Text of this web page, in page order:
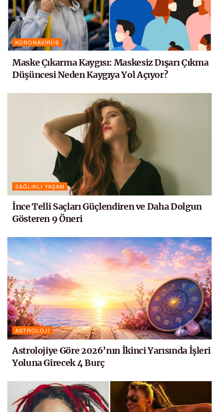
KORONAVIRÜS
Maske Çıkarma Kaygısı: Maskesiz Dışarı Çıkma
Düşüncesi Neden Kaygıya Yol Açıyor?
SAĞLIKLI YAŞAM
İnce Telli Saçları Güçlendiren ve Daha Dolgun
Gösteren 9 Öneri
ASTROLOJI
Astrolojiye Göre 2026’nın İkinci Yarısında İşleri
Yoluna Girecek 4 Burç